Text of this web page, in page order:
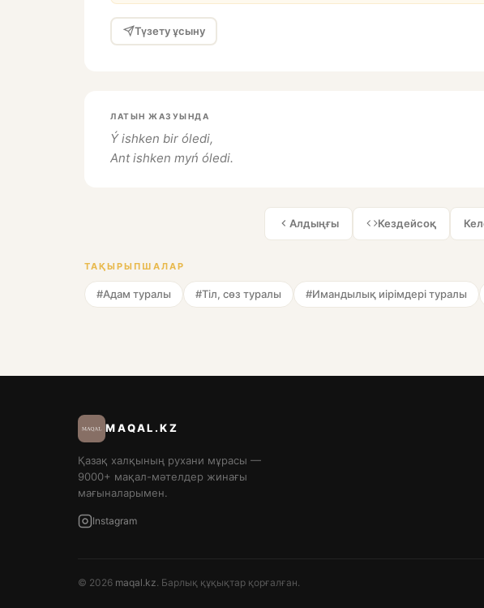
Түзету ұсыну
ЛАТЫН ЖАЗУЫНДА
Ý ishken bir óledi,
Ant ishken myń óledi.
Алдыңғы Кездейсоқ
ТАҚЫРЫПШАЛАР
#Адам туралы #Тіл, сөз туралы #Имандылық иірімдері туралы
MAQAL.KZ
Қазақ халқының рухани мұрасы —
9000+ мақал-мәтелдер жинағы
мағыналарымен.
Instagram
© 2026 maqal.kz . Барлық құқықтар қорғалған.